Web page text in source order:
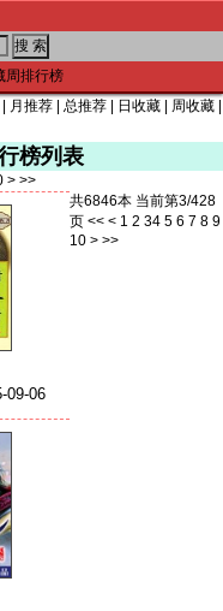
周排行榜
月推荐 总推荐 日收藏 周收藏
榜列表
> >>
09-06
共6846本 当前第3/428
页 << < 1 2 34 5 6 7 8 9
10 > >>